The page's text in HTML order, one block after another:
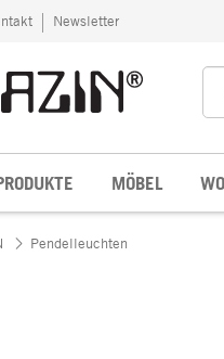
Newsletter
MÖBEL
Pendelleuchten